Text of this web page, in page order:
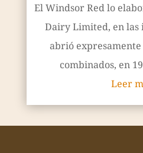
El Windsor Red lo
Dairy Limited, en las
abrió expresamente
combinados, en
Leer